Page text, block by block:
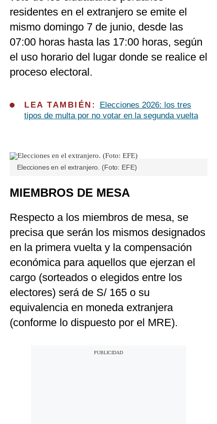
residentes en el extranjero se emite el
mismo domingo 7 de junio, desde las
07:00 horas hasta las 17:00 horas, según
el uso horario del lugar donde se realice el
proceso electoral.
LEA TAMBIÉN:
Elecciones 2026: los tres
tipos de multa por no votar en la segunda vuelta
Elecciones en el extranjero. (Foto: EFE)
MIEMBROS DE MESA
Respecto a los miembros de mesa, se
precisa que serán los mismos designados
en la primera vuelta y la compensación
económica para aquellos que ejerzan el
cargo (sorteados o elegidos entre los
electores) será de S/ 165 o su
equivalencia en moneda extranjera
(conforme lo dispuesto por el MRE).